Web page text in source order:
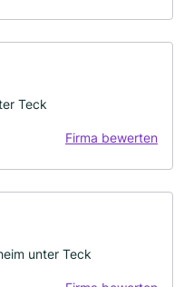
Teck
Firma bewerten
unter Teck